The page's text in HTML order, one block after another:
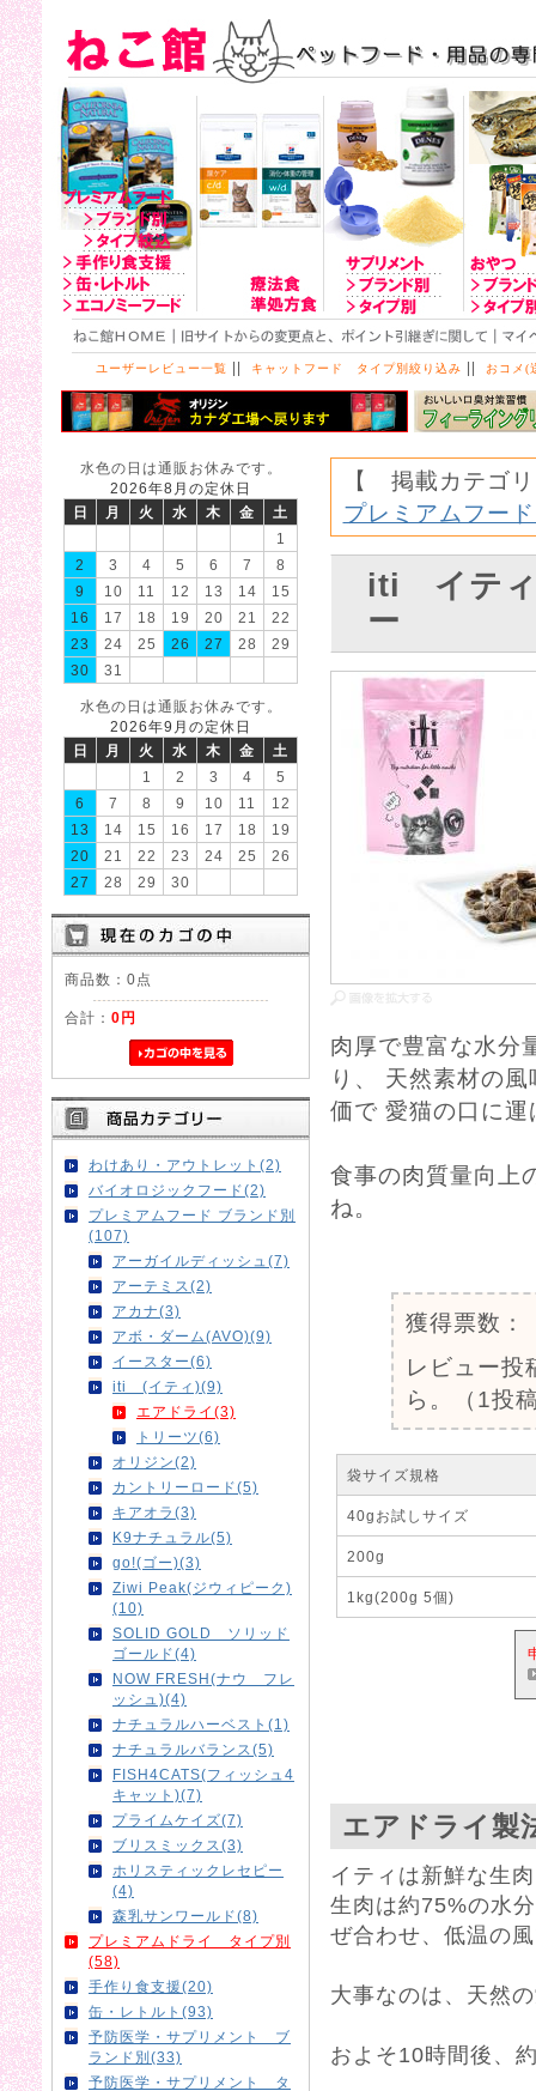
ユーザーレビュー一覧 || キャットフード タイプ別絞り込み || おコメ(
水色の日は通販お休みです。
2026年8月の定休日
日
月 火 水 木 金
土
1
2
3 4 5 6 7
8
9
10 11 12 13 14
15
16
17 18 19 20 21
22
23
24 25 26 27 28
29
30
31
水色の日は通販お休みです。
2026年9月の定休日
日
月 火 水 木 金
土
1
2 3 4
5
6
7 8 9 10 11
12
13
14 15 16 17 18
19
20
21 22 23 24 25
26
27
28 29 30
商品数：0点
合計： 0円
わけあり・アウトレット(2)
バイオロジックフード(2)
プレミアムフード ブランド別
(107)
アーガイルディッシュ(7)
アーテミス(2)
アカナ(3)
アボ・ダーム(AVO)(9)
イースター(6)
iti (イティ)(9)
エアドライ(3)
トリーツ(6)
オリジン(2)
カントリーロード(5)
キアオラ(3)
K9ナチュラル(5)
go!(ゴー)(3)
Ziwi Peak(ジウィピーク)
(10)
SOLID GOLD ソリッド
ゴールド(4)
NOW FRESH(ナウ フレ
ッシュ)(4)
ナチュラルハーベスト(1)
ナチュラルバランス(5)
FISH4CATS(フィッシュ4
キャット)(7)
プライムケイズ(7)
ブリスミックス(3)
ホリスティックレセピー
(4)
森乳サンワールド(8)
プレミアムドライ タイプ別
(58)
手作り食支援(20)
缶・レトルト(93)
予防医学・サプリメント ブ
ランド別(33)
予防医学・サプリメント タ
【 掲載カテゴ
プレミアムフー
iti イティ
ー
肉厚で豊富な水分
り、 天然素材の
価で 愛猫の口に運
食事の肉質量向上
ね。
獲得票数：
レビュー投
ら。（1投
袋サイズ規格
40gお試しサイズ
200g
1kg(200g 5個)
エアドライ製
イティは新鮮な生
生肉は約75%の水
ぜ合わせ、低温の
大事なのは、天然
およそ10時間後、